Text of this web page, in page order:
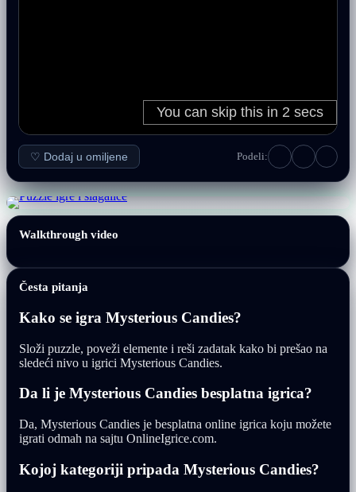
♡ Dodaj u omiljene Podeli:
Walkthrough video
Česta pitanja
Kako se igra Mysterious Candies?
Složi puzzle, poveži elemente i reši zadatak kako bi prešao na
sledeći nivo u igrici Mysterious Candies.
Da li je Mysterious Candies besplatna igrica?
Da, Mysterious Candies je besplatna online igrica koju možete
igrati odmah na sajtu OnlineIgrice.com.
Kojoj kategoriji pripada Mysterious Candies?